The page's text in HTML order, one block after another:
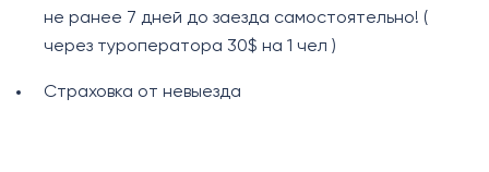
не ранее 7 дней до заезда самостоятельно! (
через туроператора 30$ на 1 чел )
Страховка от невыезда